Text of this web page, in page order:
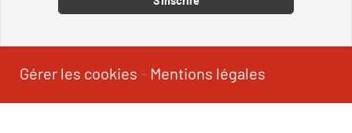
Gérer les cookies - Mentions légales